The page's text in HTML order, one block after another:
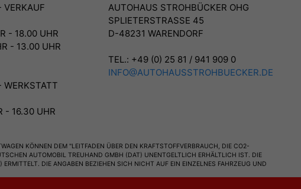
VERKAUF
- 18.00 UHR
- 13.00 UHR
WERKSTATT
- 16.30 UHR
AUTOHAUS STROHBÜCKER OHG
SPLIETERSTRASSE 45
D-48231 WARENDORF
TEL.: +49 (0) 25 81 / 941 909 0
INFO@AUTOHAUSSTROHBUECKER.DE
KÖNNEN DEM "LEITFADEN ÜBER DEN KRAFTSTOFFVERBRAUCH, DIE CO2-
AUTOMOBIL TREUHAND GMBH (DAT) UNENTGELTLICH ERHÄLTLICH IST. DIE
DIE ANGABEN BEZIEHEN SICH NICHT AUF EIN EINZELNES FAHRZEUG UND